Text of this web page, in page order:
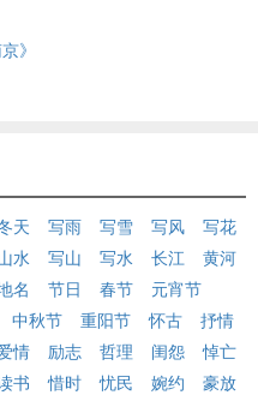
》
天 写雨 写雪 写风
写花
水 写山 写水 长江
黄河
名 节日 春节
元宵节
中秋节 重阳节 怀古
抒情
情 励志 哲理 闺怨
悼亡
书 惜时 忧民 婉约 豪放